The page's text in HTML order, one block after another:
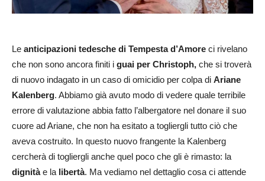
Le anticipazioni tedesche di Tempesta d’Amore ci rivelano
che non sono ancora finiti i guai per Christoph, che si troverà
di nuovo indagato in un caso di omicidio per colpa di Ariane
Kalenberg. Abbiamo già avuto modo di vedere quale terribile
errore di valutazione abbia fatto l’albergatore nel donare il suo
cuore ad Ariane, che non ha esitato a togliergli tutto ciò che
aveva costruito. In questo nuovo frangente la Kalenberg
cercherà di togliergli anche quel poco che gli è rimasto: la
dignitàe la libertà. Ma vediamo nel dettaglio cosa ci attende